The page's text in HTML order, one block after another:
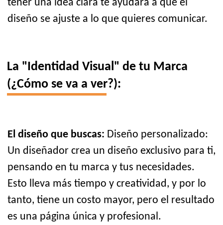
tener una idea clara te ayudará a que el
diseño se ajuste a lo que quieres comunicar.
La "Identidad Visual" de tu Marca
(¿Cómo se va a ver?):
El diseño que buscas: Diseño personalizado:
Un diseñador crea un diseño exclusivo para ti,
pensando en tu marca y tus necesidades.
Esto lleva más tiempo y creatividad, y por lo
tanto, tiene un costo mayor, pero el resultado
es una página única y profesional.